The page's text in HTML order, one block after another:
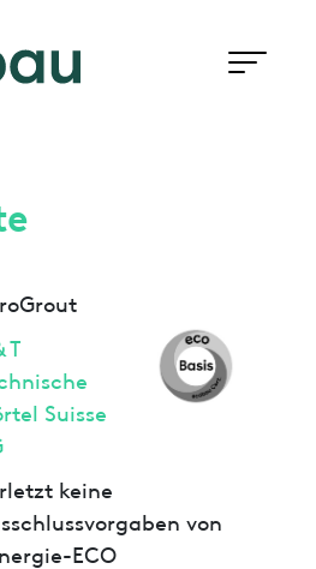
T
Suisse
keine
von
ECO